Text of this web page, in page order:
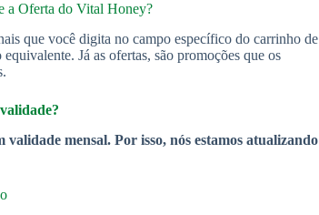
a Oferta do Vital Honey?
que você digita no campo específico do carrinho de
Já as ofertas, são promoções que os
validade mensal. Por isso, nós estamos atualizando